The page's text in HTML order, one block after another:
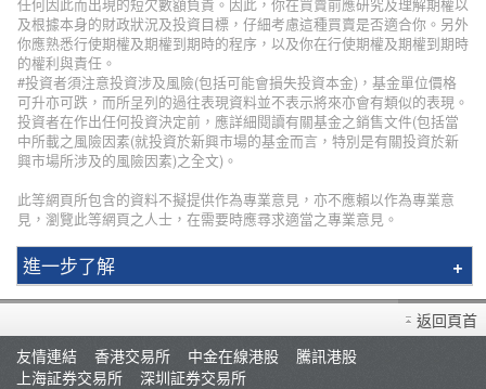
及根據本身的財政狀況及投資目標，仔細考慮這種買賣是否適合你。另外
你應熟悉行使期權及期權到期時的程序，以及你在行使期權及期權到期時
的權利與責任。
#投資者須注意投資涉及風險(包括可能會損失投資本金)，基金單位價格
可升亦可跌，而所呈列的過往表現資料並不表示將來亦會有類似的表現。
投資者在作出任何投資決定前，應詳細閱讀有關基金之銷售文件(包括當
中所載之風險因素(就投資於新興市場的基金而言，特別是有關投資於新
興市場所涉及的風險因素)之全文)。
此等網頁所包含的資料不擬提供作為專業意見，亦不應賴以作為專業意
見，瀏覽此等網頁之人士，在需要時應尋求適當之專業意見。
進一步了解
輝立簡介
分行資料
招聘人才
返回頁首
友情連結
香港交易所 中金在線港股
騰訊港股
上海証券交易所
深圳証券交易所